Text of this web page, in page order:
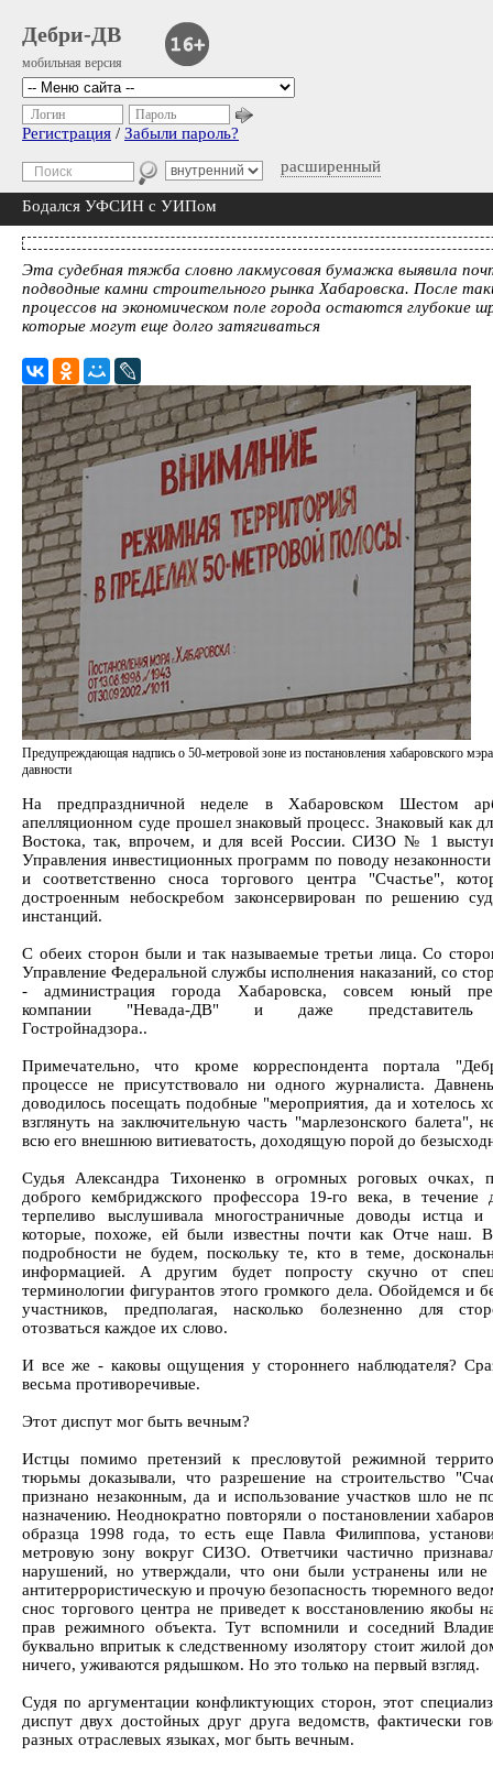
Дебри-ДВ
мобильная версия
расширенный
Логин Пароль
Регистрация / Забыли пароль?
Бодался УФСИН с УИПом
Эта судебная тяжба словно лакмусовая бумажка выявила
подводные камни строительного рынка Хабаровска. После
процессов на экономическом поле города остаются глубокие
которые могут еще долго затягиваться
Предупреждающая надпись о 50-метровой зоне из постановления хабаровского
давности
На предпраздничной неделе в Хабаровском Шестом
апелляционном суде прошел знаковый процесс. Знаковый как
Востока, так, впрочем, и для всей России. СИЗО № 1
Управления инвестиционных программ по поводу
и соответственно сноса торгового центра "Счастье",
достроенным небоскребом законсервирован по решению
инстанций.
С обеих сторон были и так называемые третьи лица. Со
Управление Федеральной службы исполнения наказаний, со
- администрация города Хабаровска, совсем юный
компании "Невада-ДВ" и даже представитель
Гостройнадзора..
Примечательно, что кроме корреспондента портала
процессе не присутствовало ни одного журналиста.
доводилось посещать подобные "мероприятия, да и хотелось
взглянуть на заключительную часть "марлезонского балета",
всю его внешнюю витиеватость, доходящую порой до
Судья Александра Тихоненко в огромных роговых очках,
доброго кембриджского профессора 19-го века, в течение
терпеливо выслушивала многостраничные доводы истца и
которые, похоже, ей были известны почти как Отче наш.
подробности не будем, поскольку те, кто в теме,
информацией. А другим будет попросту скучно от
терминологии фигурантов этого громкого дела. Обойдемся и
участников, предполагая, насколько болезненно для
отозваться каждое их слово.
И все же - каковы ощущения у стороннего наблюдателя?
весьма противоречивые.
Этот диспут мог быть вечным?
Истцы помимо претензий к пресловутой режимной
тюрьмы доказывали, что разрешение на строительство
признано незаконным, да и использование участков шло не
назначению. Неоднократно повторяли о постановлении
образца 1998 года, то есть еще Павла Филиппова,
метровую зону вокруг СИЗО. Ответчики частично
нарушений, но утверждали, что они были устранены или не
антитеррористическую и прочую безопасность тюремного
снос торгового центра не приведет к восстановлению якобы
прав режимного объекта. Тут вспомнили и соседний
буквально впритык к следственному изолятору стоит жилой
ничего, уживаются рядышком. Но это только на первый взгляд.
Судя по аргументации конфликтующих сторон, этот
диспут двух достойных друг друга ведомств, фактически
разных отраслевых языках, мог быть вечным.